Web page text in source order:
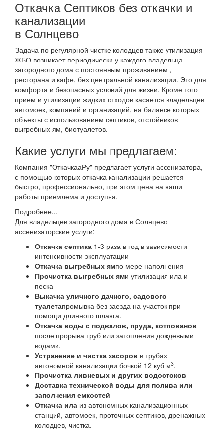
Откачка Септиков без откачки и
канализации
в Солнцево
Задача по регулярной чистке колодцев также утилизация
ЖБО возникает периодически у каждого владельца
загородного дома с постоянным проживанием ,
ресторана и кафе, без центральной канализации. Это для
комфорта и безопасных условий для жизни. Кроме того
прием и утилизации жидких отходов касается владельцев
автомоек, компаний и организаций, на балансе которых
объекты с использованием септиков, отстойников
выгребных ям, биотуалетов.
Какие услуги мы предлагаем:
Компания "ОткачкааРу" предлагает услуги ассенизатора,
с помощью которых откачка канализации решается
быстро, профессионально, при этом цена на наши
работы приемлема и доступна.
Подробнее...
Для владельцев загородного дома в Солнцево
ассенизаторские услуги:
Откачка септика 1-3 раза в год в зависимости
интенсивности эксплуатации
Откачка выгребных ямпо мере наполнения
Прочистка выгребных ями утилизация ила и
песка
Выкачка уличного дачного, садового
туалетапромывка без заезда на участок при
помощи длинного шланга.
Откачка воды с подвалов, пруда, котлованов
после прорыва труб или затопления дождевыми
водами.
Устранение и чистка засоров в трубах
автономной канализации бочкой 12 куб м3.
Прочистка ливневых и других водостоков
Доставка технической воды для полива или
заполнения емкостей
Откачка ила из автономных канализационных
станций, автомоек, проточных септиков, дренажных
колодцев, чистка.